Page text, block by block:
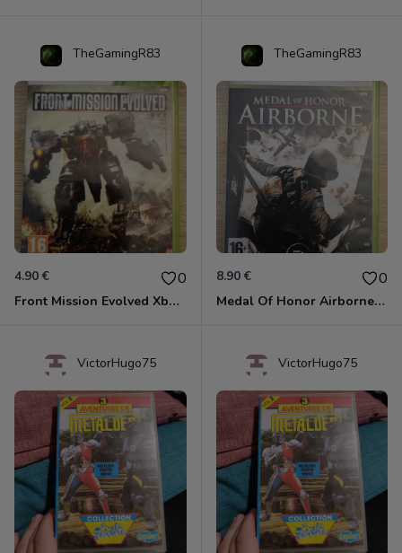
TheGamingR83
4.90 € 0
Front Mission Evolved Xbox 360
TheGamingR83
8.90 € 0
Medal Of Honor Airborne Xbox 360
VictorHugo75 VictorHugo75